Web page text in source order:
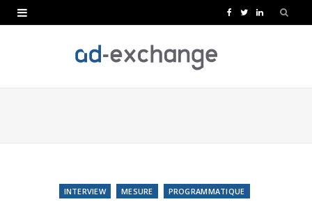
e
k
T
t
L
k
INTERVIEW MESURE PROGRAMMATIQUE